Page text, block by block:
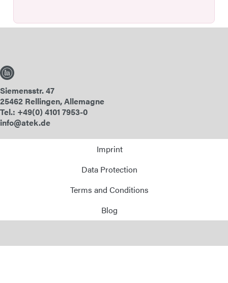
Siemensstr. 47
25462 Rellingen, Allemagne
Tel.: +49(0) 4101 7953-0
info@atek.de
Imprint
Data Protection
Terms and Conditions
Blog